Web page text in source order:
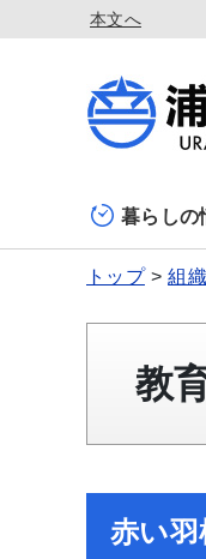
本文へ
暮らしの
トップ 組織
教
赤い羽